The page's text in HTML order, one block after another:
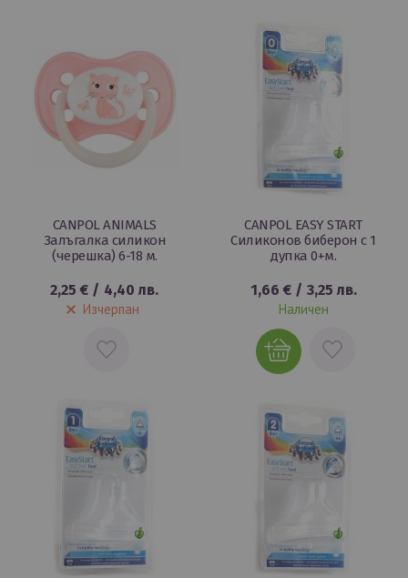
CANPOL ANIMALS
Залъгалка силикон
(черешка) 6-18 м.
2,25 € / 4,40 лв.
Изчерпан
ДОБАВИ
CANPOL EASY START
Силиконов биберон с 1
дупка 0+м.
1,66 €/ 3,25 лв.
Наличен
ДОБАВИ